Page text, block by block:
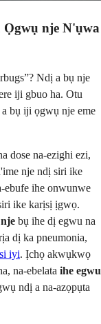
nje N'ụwa
Ndị a bụ nje
iji gbuo ha. Otu
bụ iji ọgwụ nje eme
dose na-ezighi ezi,
nje ndị siri ike
ebufe ihe onwunwe
ike karịsị ịgwọ.
bụ ihe dị egwu na
dị ka pneumonia,
iyi. Ịchọ akwụkwọ
na-ebelata ihe egwu
ndị a na-azọpụta